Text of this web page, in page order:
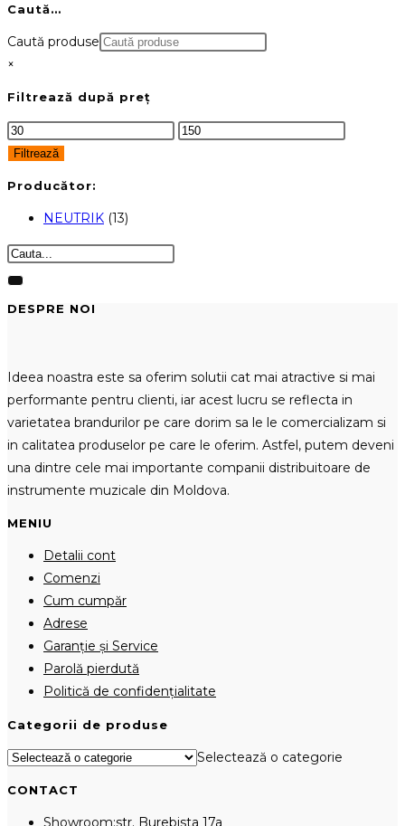
Caută…
Caută produse
×
Filtrează după preț
Preț
minim
Preț
Filtrează
Producător:
NEUTRIK (13)
DESPRE NOI
Ideea noastra este sa oferim solutii cat mai atractive si mai
performante pentru clienti, iar acest lucru se reflecta in
varietatea brandurilor pe care dorim sa le le comercializam si
in calitatea produselor pe care le oferim. Astfel, putem deveni
una dintre cele mai importante companii distribuitoare de
instrumente muzicale din Moldova.
MENIU
Detalii cont
Comenzi
Cum cumpăr
Adrese
Garanție și Service
Parolă pierdută
Politică de confidențialitate
Categorii de produse
Selectează o categorie
CONTACT